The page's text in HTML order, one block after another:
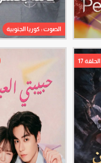
الصوت : كوريا الجنوبية
الحلقة 17